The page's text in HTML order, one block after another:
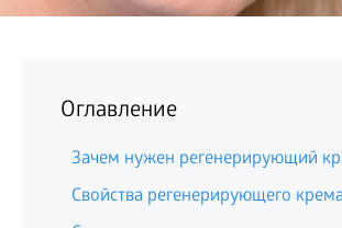
Оглавление
Зачем нужен регенерирующий
Свойства регенерирующего крема